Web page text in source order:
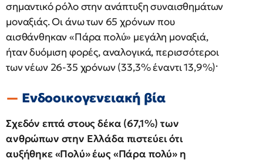
σημαντικό ρόλο στην ανάπτυξη συναισθημάτων
μοναξιάς. Οι άνω των 65 χρόνων που
αισθάνθηκαν «Πάρα πολύ» μεγάλη μοναξιά,
ήταν δυόμιση φορές, αναλογικά, περισσότεροι
των νέων 26-35 χρόνων (33,3% έναντι 13,9%)·
Ενδοοικογενειακή βία
Σχεδόν επτά στους δέκα (67,1%) των
ανθρώπων στην Ελλάδα πιστεύει ότι
αυξήθηκε «Πολύ» έως «Πάρα πολύ» η